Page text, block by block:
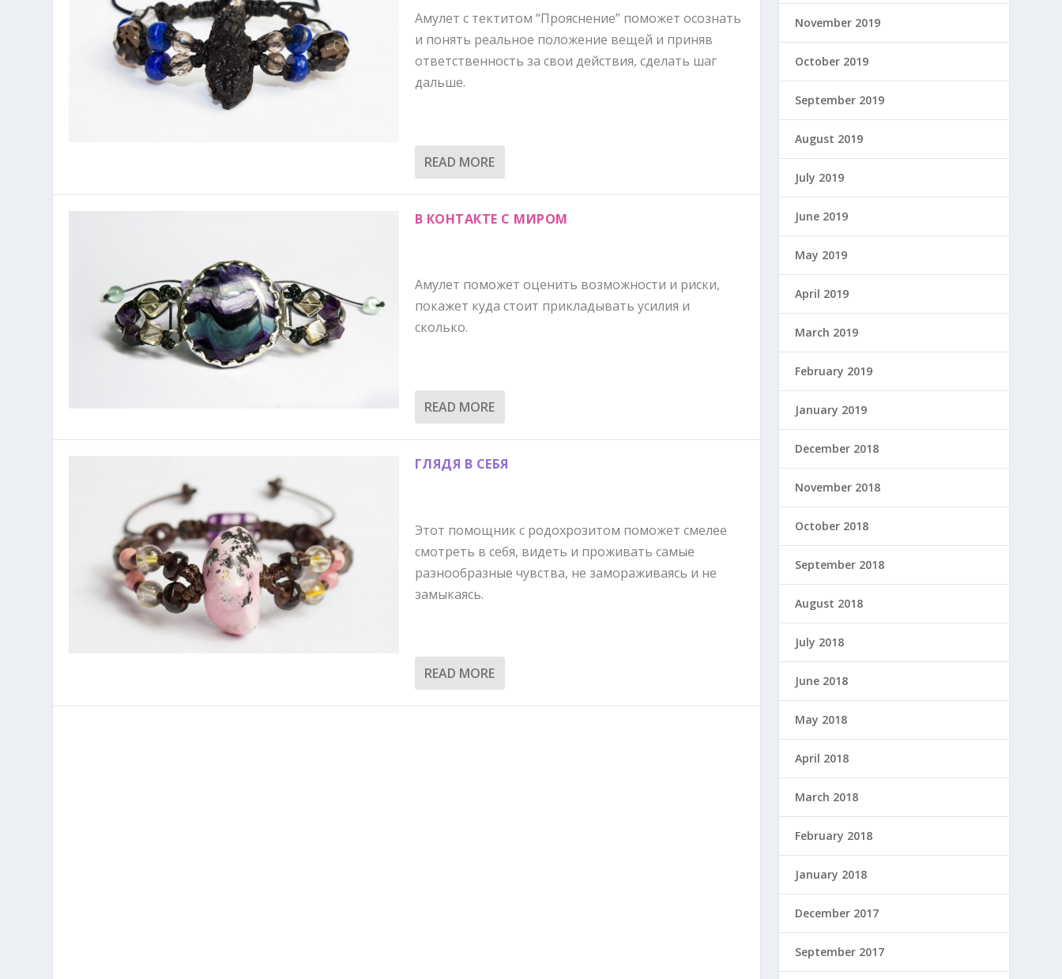
Амулет с тектитом “Прояснение” поможет осознать
и понять реальное положение вещей и приняв
ответственность за свои действия, сделать шаг
дальше.
READ MORE
В КОНТАКТЕ С МИРОМ
Амулет поможет оценить возможности и риски,
покажет куда стоит прикладывать усилия и
сколько.
READ MORE
ГЛЯДЯ В СЕБЯ
Этот помощник с родохрозитом поможет смелее
смотреть в себя, видеть и проживать самые
разнообразные чувства, не замораживаясь и не
замыкаясь.
READ MORE
November 2019
October 2019
September 2019
August 2019
July 2019
June 2019
May 2019
April 2019
March 2019
February 2019
January 2019
December 2018
November 2018
October 2018
September 2018
August 2018
July 2018
June 2018
May 2018
April 2018
March 2018
February 2018
January 2018
December 2017
September 2017